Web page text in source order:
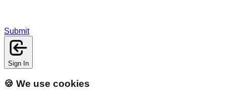
Submit
Sign In
🍪 We use cookies